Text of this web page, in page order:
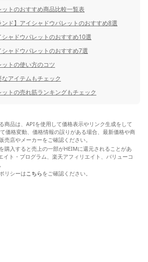
トのおすすめ商品比較一覧表
ンド】アイシャドウパレットのおすすめ8選
シャドウパレットのおすすめ10選
シャドウパレットのおすすめ7選
トの使い方のコツ
アイテムもチェック
トの売れ筋ランキングもチェック
商品は、APIを使用して価格表示やリンク生成をして
価格変動、価格情報の誤りがある場合、最新価格や商
売店やメーカーをご確認ください。
購入すると売上の一部がHEIMに還元されることがあ
イト・プログラム、楽天アフィリエイト、バリューコ
リシーはこちらをご確認ください。